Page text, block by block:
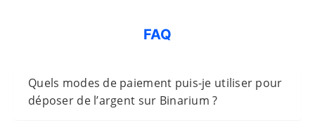
FAQ
Quels modes de paiement puis-je utiliser pour
déposer de l’argent sur Binarium ?